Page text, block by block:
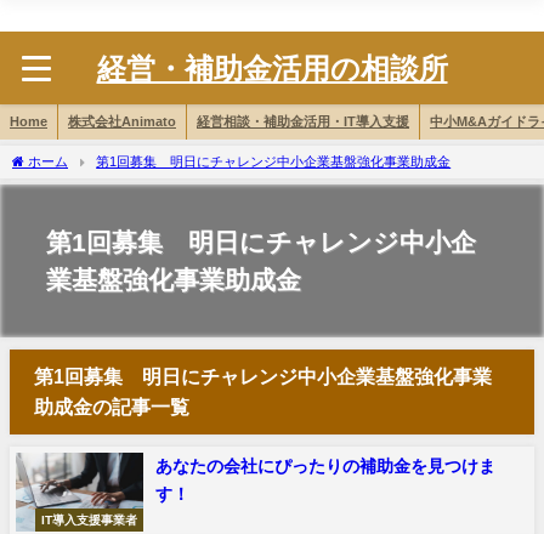
経営・補助金活用の相談所
Home 株式会社Animato 経営相談・補助金活用・IT導入支援 中小M&Aガイドラ
ホーム 第1回募集 明日にチャレンジ中小企業基盤強化事業助成金
第1回募集 明日にチャレンジ中小企
業基盤強化事業助成金
第1回募集 明日にチャレンジ中小企業基盤強化事業
助成金の記事一覧
IT導入支援事業者
あなたの会社にぴったりの補助金を見つけま
す！